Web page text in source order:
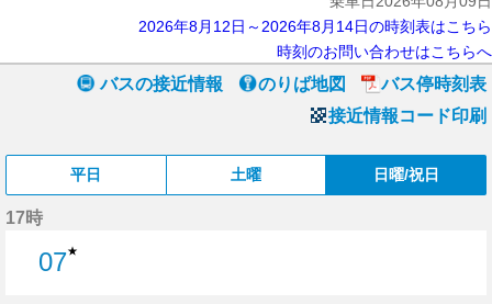
2026年8月12日～2026年8月14日の時刻表はこちら
時刻のお問い合わせはこちらへ
バスの接近情報 のりば地図
バス停時刻表
接近情報コード印刷
平日 土曜 日曜/祝日
17時
07★